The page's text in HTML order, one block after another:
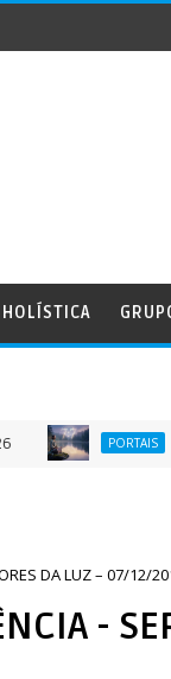
PORTAIS
DA LUZ – 07/12/
-